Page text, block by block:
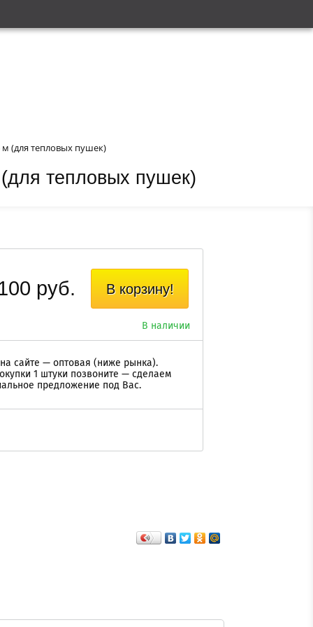
м (для тепловых пушек)
тепловых пушек)
В корзину!
В наличии
руб.
сайте — оптовая (ниже рынка).
1 штуки позвоните — сделаем
предложение под Вас.